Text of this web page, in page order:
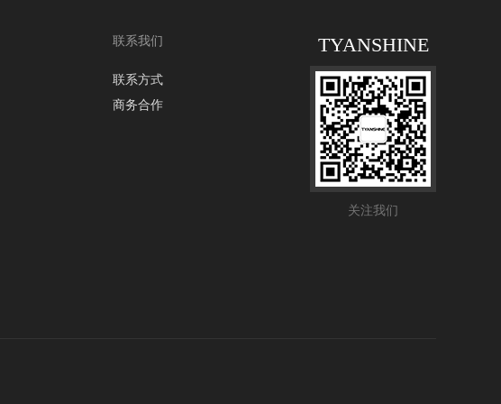
TYANSHINE
关注我们
联系我们
联系方式
商务合作